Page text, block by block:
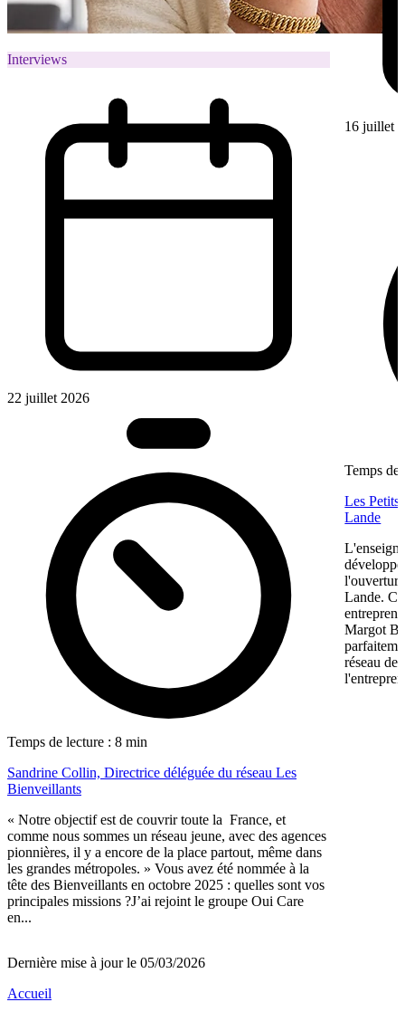
Interviews
22 juillet 2026
Temps de lecture : 8 min
Sandrine Collin, Directrice déléguée du réseau Les
Bienveillants
« Notre objectif est de couvrir toute la France, et
comme nous sommes un réseau jeune, avec des agences
pionnières, il y a encore de la place partout, même dans
les grandes métropoles. » Vous avez été nommée à la
tête des Bienveillants en octobre 2025 : quelles sont vos
principales missions ?J’ai rejoint le groupe Oui Care
en...
16 juillet
Temps de
Les Petits
Lande
Lande.
Margot
réseau de
Dernière mise à jour le 05/03/2026
Accueil